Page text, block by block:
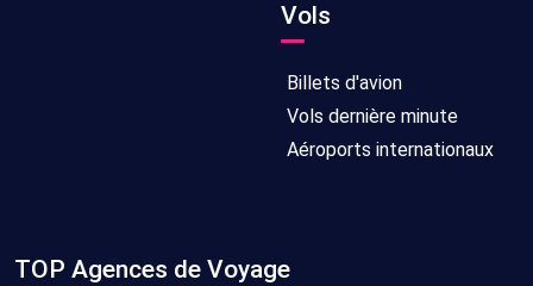
Vols
Billets d'avion
Vols dernière minute
Aéroports internationaux
TOP Agences de Voyage